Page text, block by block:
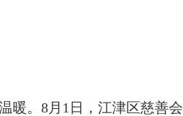
暖。 8月1日， 江津区慈善会